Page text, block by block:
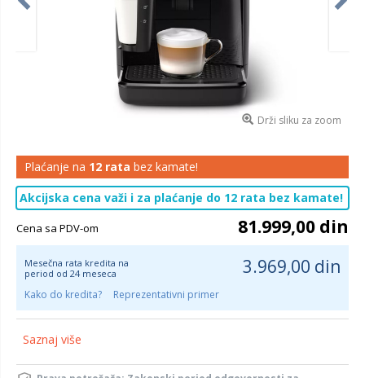
Drži sliku za zoom
Plaćanje na 12 rata bez kamate!
Akcijska cena važi i za plaćanje do 12 rata bez kamate!
Cena sa PDV-om 81.999,00 din
Mesečna rata kredita na
period od 24 meseca
3.969,00 din
Kako do kredita? Reprezentativni primer
Saznaj više